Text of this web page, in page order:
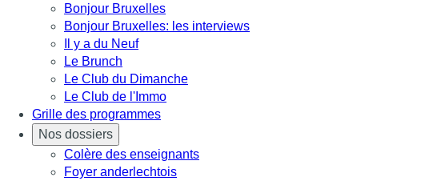
Bonjour Bruxelles
Bonjour Bruxelles: les interviews
Il y a du Neuf
Le Brunch
Le Club du Dimanche
Le Club de l'Immo
Grille des programmes
Nos dossiers
Colère des enseignants
Foyer anderlechtois